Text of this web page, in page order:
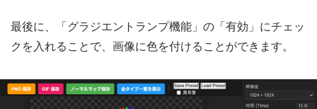
最後に、「グラジエントランプ機能」の「有効」にチェッ
クを入れることで、画像に色を付けることができます。